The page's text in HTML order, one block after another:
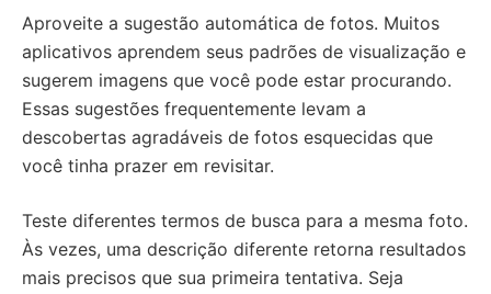
Aproveite a sugestão automática de fotos. Muitos
aplicativos aprendem seus padrões de visualização e
sugerem imagens que você pode estar procurando.
Essas sugestões frequentemente levam a
descobertas agradáveis de fotos esquecidas que
você tinha prazer em revisitar.
Teste diferentes termos de busca para a mesma foto.
Às vezes, uma descrição diferente retorna resultados
mais precisos que sua primeira tentativa. Seja